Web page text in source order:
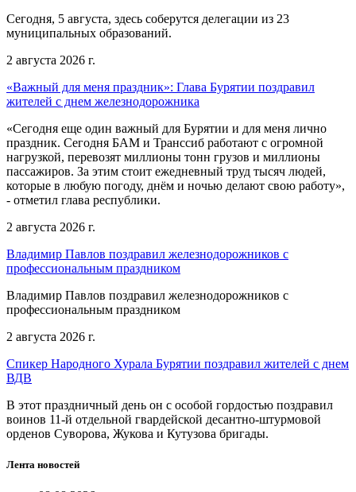
Сегодня, 5 августа, здесь соберутся делегации из 23
муниципальных образований.
2 августа 2026 г.
«Важный для меня праздник»: Глава Бурятии поздравил
жителей с днем железнодорожника
«Сегодня еще один важный для Бурятии и для меня лично
праздник. Сегодня БАМ и Транссиб работают с огромной
нагрузкой, перевозят миллионы тонн грузов и миллионы
пассажиров. За этим стоит ежедневный труд тысяч людей,
которые в любую погоду, днём и ночью делают свою работу»,
- отметил глава республики.
2 августа 2026 г.
Владимир Павлов поздравил железнодорожников с
профессиональным праздником
Владимир Павлов поздравил железнодорожников с
профессиональным праздником
2 августа 2026 г.
Спикер Народного Хурала Бурятии поздравил жителей с днем
ВДВ
В этот праздничный день он с особой гордостью поздравил
воинов 11-й отдельной гвардейской десантно-штурмовой
орденов Суворова, Жукова и Кутузова бригады.
Лента новостей